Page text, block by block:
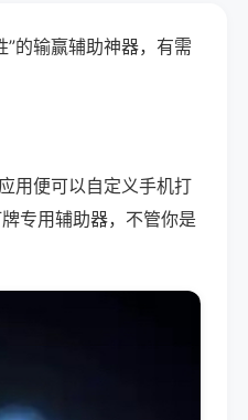
的输赢辅助神器，有需
用便可以自定义手机打
专用辅助器，不管你是